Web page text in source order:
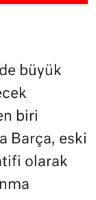
büyük
biri
Barça, eski
olarak